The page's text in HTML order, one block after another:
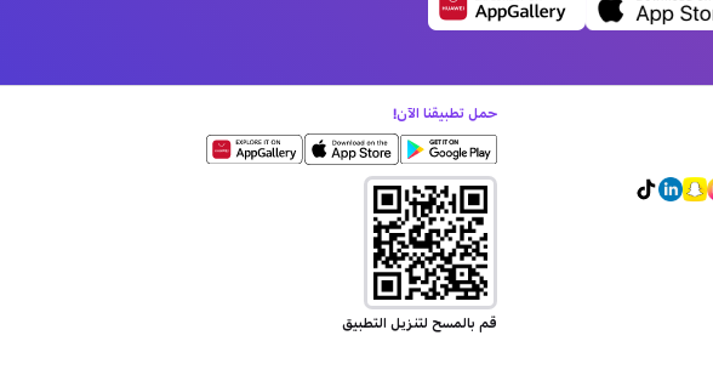
حمل تطبيقنا الآن!
قم بالمسح لتنزيل التطبيق